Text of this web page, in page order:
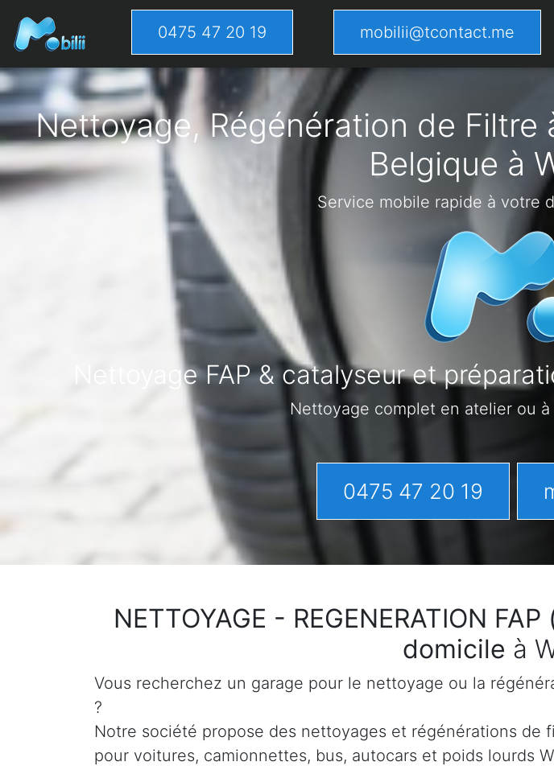
0475 47 20 19 mobilii@tcontact.me
Nettoyage, Régénération de Filtre
Belgique à
Service mobile rapide à votre
Nettoyage FAP & catalyseur et
Nettoyage complet en atelier ou
0475 47 20 19
NETTOYAGE - REGENERATION
domicile à
Vous recherchez un garage pour le nettoyage ou la
?
Notre société propose des nettoyages et régénérations
pour voitures, camionnettes, bus, autocars et poids lourds